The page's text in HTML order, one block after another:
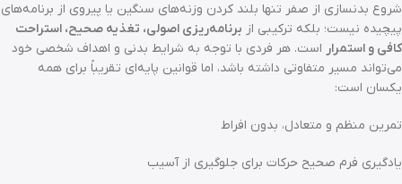
شروع بدنسازی از صفر تنها بلند کردن وزنه‌های سنگین یا پیروی از برنامه‌های
پیچیده نیست؛ بلکه ترکیبی از برنامه‌ریزی اصولی، تغذیه صحیح، استراحت
کافی و استمرار است. هر فردی با توجه به شرایط بدنی و اهداف شخصی خود
می‌تواند مسیر متفاوتی داشته باشد، اما قوانین پایه‌ای تقریباً برای همه
یکسان است:
تمرین منظم و متعادل، بدون افراط
یادگیری فرم صحیح حرکات برای جلوگیری از آسیب